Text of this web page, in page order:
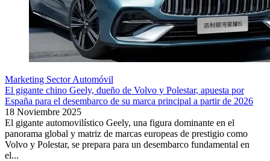
Marketing Sector Automóvil
El gigante chino Geely, dueño de Volvo y Polestar, apuesta por
España para el desembarco de su marca principal a partir de 2026
18 Noviembre 2025
El gigante automovilístico Geely, una figura dominante en el
panorama global y matriz de marcas europeas de prestigio como
Volvo y Polestar, se prepara para un desembarco fundamental en
el...